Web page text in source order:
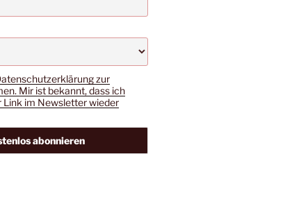
zur
Mir ist bekannt, dass ich
Link im Newsletter wieder